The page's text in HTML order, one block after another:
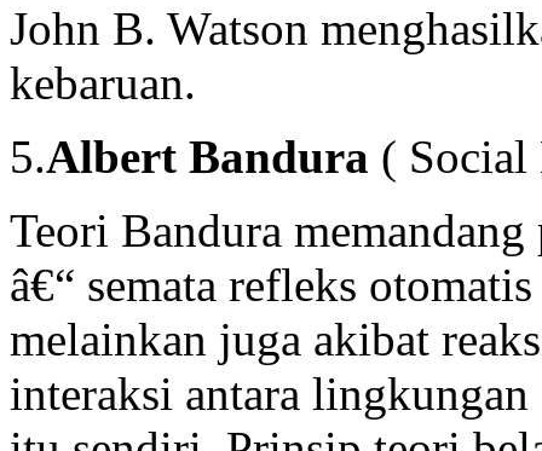
John B. Watson
kebaruan.
5.Albert Bandura ( Social
Teori Bandura
â€“ semata refleks
melainkan juga akibat
interaksi antara